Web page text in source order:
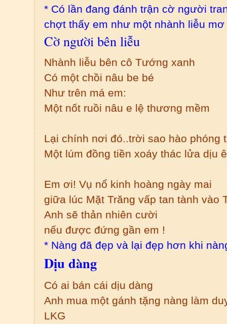
* Có lần đang đánh trận cờ người
chợt thấy em như một nhành liễu
Cờ người bên liễu
Nhành liễu bên cô Tướng xanh
Có một chồi nâu be bé
Như trên má em:
Một nốt ruồi nâu e lệ thương mềm
Lại chính nơi đó..trời sao hào phóng
Một lúm đồng tiền xoáy thác lửa dịu
Em ơi! Vụ nổ kinh hoàng ngày mai
giữa lúc Mặt Trăng vấp tan tành vào
Anh sẽ thản nhiên cười
nếu được đứng gần em !
* Nàng đã đẹp và lại đẹp hơn khi
Dịu dàng
Có ai bán cái dịu dàng
Anh mua một gánh tặng nàng làm
LKG